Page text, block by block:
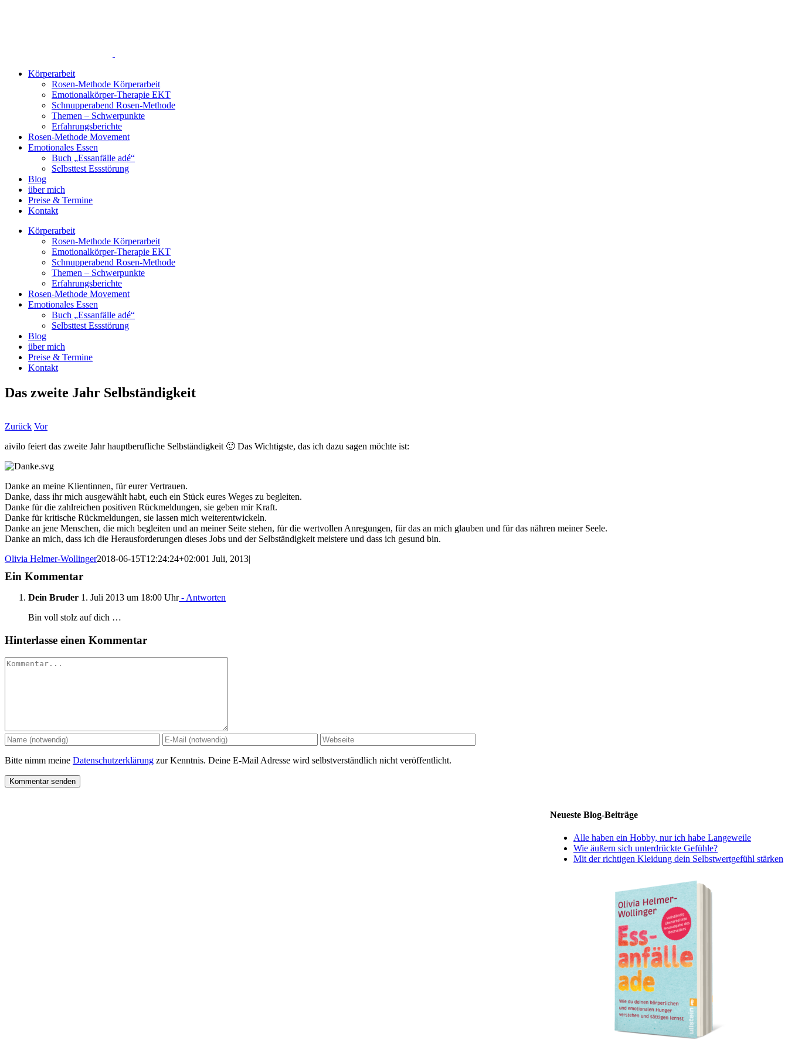
Körperarbeit
Rosen-Methode Körperarbeit
Emotionalkörper-Therapie EKT
Schnupperabend Rosen-Methode
Themen – Schwerpunkte
Erfahrungsberichte
Rosen-Methode Movement
Emotionales Essen
Buch „Essanfälle adé“
Selbsttest Essstörung
Blog
über mich
Preise & Termine
Kontakt
Körperarbeit
Rosen-Methode Körperarbeit
Emotionalkörper-Therapie EKT
Schnupperabend Rosen-Methode
Themen – Schwerpunkte
Erfahrungsberichte
Rosen-Methode Movement
Emotionales Essen
Buch „Essanfälle adé“
Selbsttest Essstörung
Blog
über mich
Preise & Termine
Kontakt
Das zweite Jahr Selbständigkeit
Zurück Vor
aivilo feiert das zweite Jahr hauptberufliche Selbständigkeit 🙂 Das Wichtigste, das ich dazu sagen möchte ist:
Danke an meine Klientinnen, für eurer Vertrauen.
Danke, dass ihr mich ausgewählt habt, euch ein Stück eures Weges zu begleiten.
Danke für die zahlreichen positiven Rückmeldungen, sie geben mir Kraft.
Danke für kritische Rückmeldungen, sie lassen mich weiterentwickeln.
Danke an jene Menschen, die mich begleiten und an meiner Seite stehen, für die wertvollen Anregungen, für das an mich glauben und für das nähren meiner Seele.
Danke an mich, dass ich die Herausforderungen dieses Jobs und der Selbständigkeit meistere und dass ich gesund bin.
Olivia Helmer-Wollinger2018-06-15T12:24:24+02:001 Juli, 2013|
Ein Kommentar
Dein Bruder 1. Juli 2013 um 18:00 Uhr- Antworten
Bin voll stolz auf dich …
Hinterlasse einen Kommentar
Kommentar
Bitte nimm meine Datenschutzerklärung zur Kenntnis. Deine E-Mail Adresse wird selbstverständlich nicht veröffentlicht.
Neueste Blog-Beiträge
Alle haben ein Hobby, nur ich habe Langeweile
Wie äußern sich unterdrückte Gefühle?
Mit der richtigen Kleidung dein Selbstwertgefühl stärken